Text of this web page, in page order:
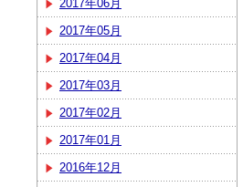
2017年06月
2017年05月
2017年04月
2017年03月
2017年02月
2017年01月
2016年12月